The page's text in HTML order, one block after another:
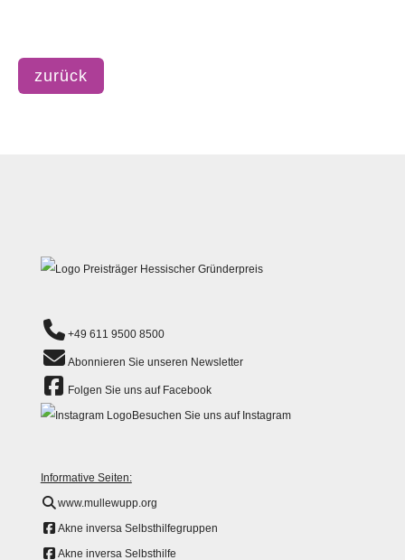
zurück
+49 611 9500 8500
Abonnieren Sie unseren Newsletter
Folgen Sie uns auf Facebook
Besuchen Sie uns auf Instagram
Informative Seiten:
www.mullewupp.org
Akne inversa Selbsthilfegruppen
Akne inversa Selbsthilfe